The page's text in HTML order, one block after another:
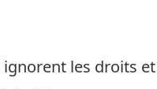
ignorent les droits et